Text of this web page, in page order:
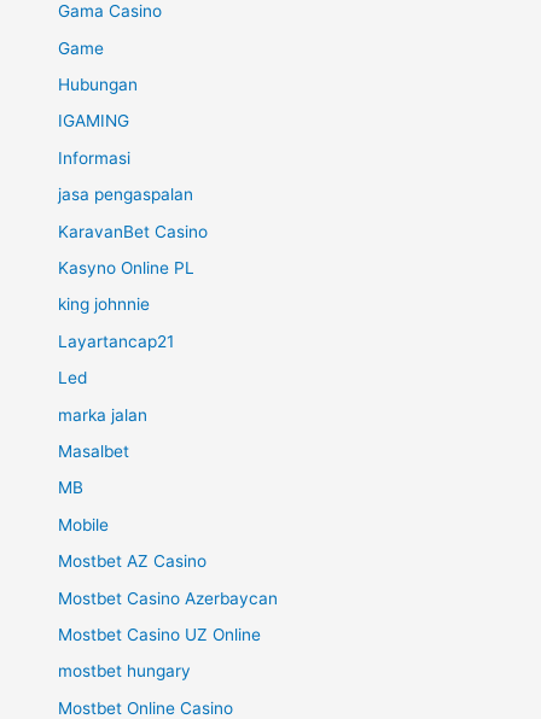
Gama Casino
Game
Hubungan
IGAMING
Informasi
jasa pengaspalan
KaravanBet Casino
Kasyno Online PL
king johnnie
Layartancap21
Led
marka jalan
Masalbet
MB
Mobile
Mostbet AZ Casino
Mostbet Casino Azerbaycan
Mostbet Casino UZ Online
mostbet hungary
Mostbet Online Casino